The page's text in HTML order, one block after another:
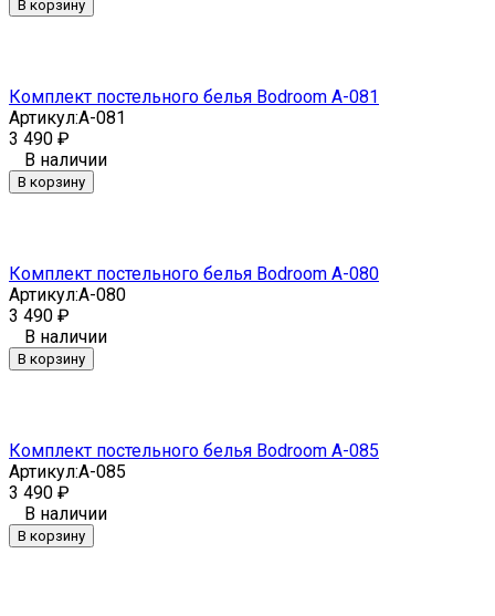
В корзину
Комплект постельного белья Bodroom A-081
Артикул:A-081
3 490 ₽
В наличии
В корзину
Комплект постельного белья Bodroom A-080
Артикул:A-080
3 490 ₽
В наличии
В корзину
Комплект постельного белья Bodroom A-085
Артикул:A-085
3 490 ₽
В наличии
В корзину